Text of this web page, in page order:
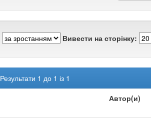
Вивести на сторінку:
Результати 1 до 1 із 1
Автор(и)